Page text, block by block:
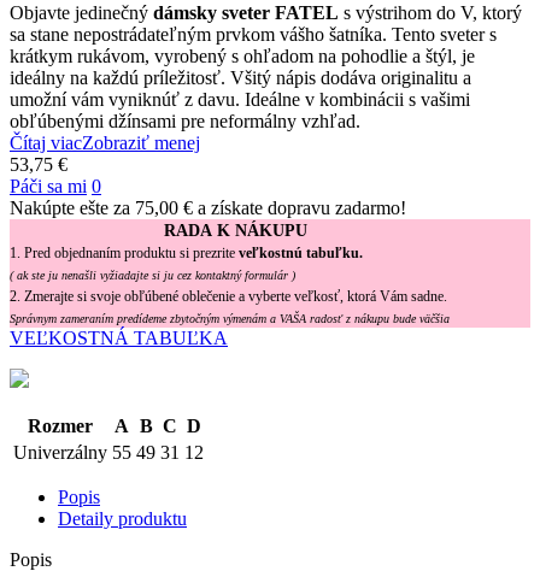
Objavte jedinečný dámsky sveter FATEL s výstrihom do V, ktorý
sa stane nepostrádateľným prvkom vášho šatníka. Tento sveter s
krátkym rukávom, vyrobený s ohľadom na pohodlie a štýl, je
ideálny na každú príležitosť. Všitý nápis dodáva originalitu a
umožní vám vyniknúť z davu. Ideálne v kombinácii s vašimi
obľúbenými džínsami pre neformálny vzhľad.
Čítaj viacZobraziť menej
53,75 €
Páči sa mi 0
Nakúpte ešte za 75,00 € a získate dopravu zadarmo!
RADA K NÁKUPU
1. Pred objednaním produktu si prezrite veľkostnú tabuľku.
( ak ste ju nenašli vyžiadajte si ju cez kontaktný formulár )
2. Zmerajte si svoje obľúbené oblečenie a vyberte veľkosť, ktorá Vám sadne.
Správnym zameraním predídeme zbytočným výmenám a VAŠA radosť z nákupu bude väčšia
VEĽKOSTNÁ TABUĽKA
Rozmer A B C D
Univerzálny 55 49 31 12
Popis
Detaily produktu
Popis